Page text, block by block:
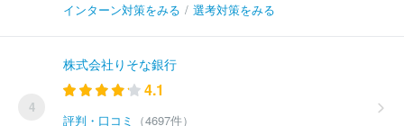
インターン対策をみる / 選考対策をみる
4
株式会社りそな銀行
4.1
評判・口コミ
（4697件）